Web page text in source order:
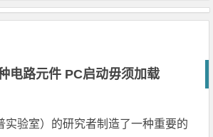
电路元件 PC启动毋须加载
实验室）的研究者制造了一种重要的